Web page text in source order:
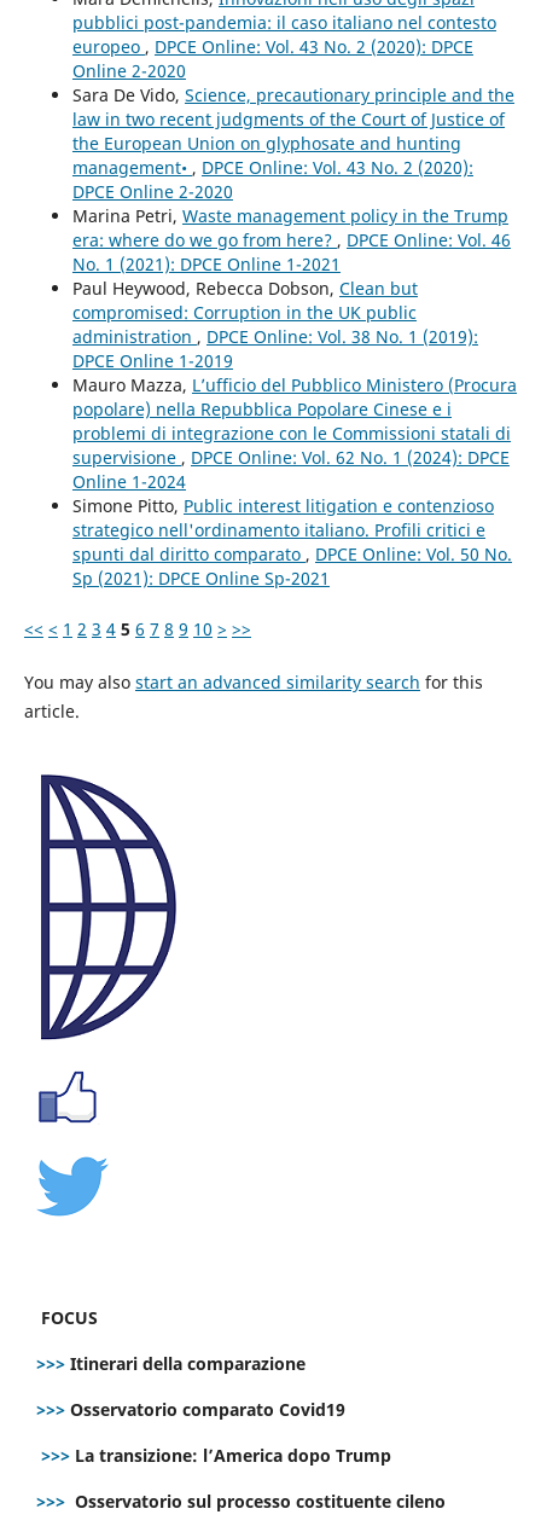
pubblici post-pandemia: il caso italiano nel contesto
europeo , DPCE Online: Vol. 43 No. 2 (2020): DPCE
Online 2-2020
Sara De Vido, Science, precautionary principle and the
law in two recent judgments of the Court of Justice of
the European Union on glyphosate and hunting
management• , DPCE Online: Vol. 43 No. 2 (2020):
DPCE Online 2-2020
Marina Petri, Waste management policy in the Trump
era: where do we go from here? , DPCE Online: Vol. 46
No. 1 (2021): DPCE Online 1-2021
Paul Heywood, Rebecca Dobson, Clean but
compromised: Corruption in the UK public
administration , DPCE Online: Vol. 38 No. 1 (2019):
DPCE Online 1-2019
Mauro Mazza, L’ufficio del Pubblico Ministero (Procura
popolare) nella Repubblica Popolare Cinese e i
problemi di integrazione con le Commissioni statali di
supervisione , DPCE Online: Vol. 62 No. 1 (2024): DPCE
Online 1-2024
Simone Pitto, Public interest litigation e contenzioso
strategico nell'ordinamento italiano. Profili critici e
spunti dal diritto comparato , DPCE Online: Vol. 50 No.
Sp (2021): DPCE Online Sp-2021
<< < 1 2 3 4 5 6 7 8 9 10 > >>
You may also start an advanced similarity search for this
article.
FOCUS
>>> Itinerari della comparazione
>>> Osservatorio comparato Covid19
>>> La transizione: l’America dopo Trump
>>> Osservatorio sul processo costituente cileno